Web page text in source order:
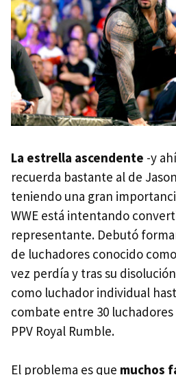
La estrella ascendente -y
recuerda bastante al de
teniendo una gran
WWE está intentando
representante. Debutó
de luchadores conocido
vez perdía y tras su
como luchador individual
combate entre 30
PPV Royal Rumble.
El problema es que muchos